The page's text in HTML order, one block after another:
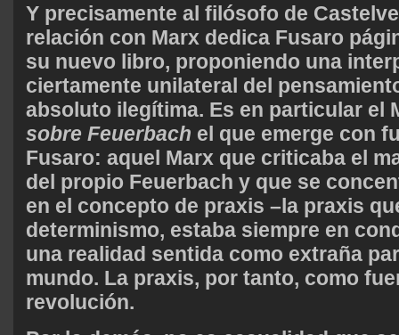
Y precisamente al filósofo de
relación con Marx dedica Fusaro
su nuevo libro, proponiendo una
ciertamente unilateral del
absoluto ilegítima. Es en particular el
sobre Feuerbach el que emerge con
Fusaro: aquel Marx que criticaba el
del propio Feuerbach y que se
en el concepto de praxis –la praxis
determinismo, estaba siempre en
una realidad sentida como extraña
mundo. La praxis, por tanto, como
revolución.